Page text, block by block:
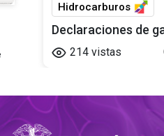
Hidrocarburos
Declaraciones de
214 vistas